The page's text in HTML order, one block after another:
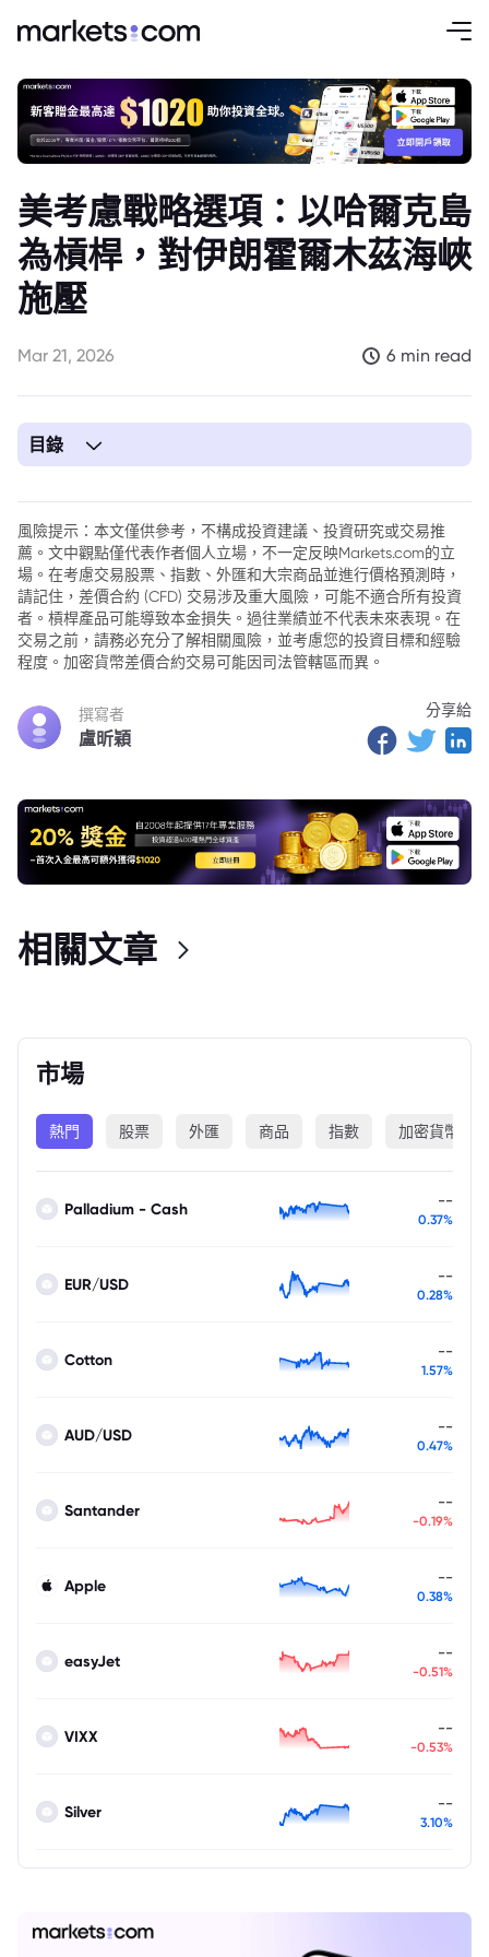
美考慮戰略選項：以哈爾克島
為槓桿，對伊朗霍爾木茲海峽
施壓
Mar 21, 2026 6 min read
目錄
風險提示：本文僅供參考，不構成投資建議、投資研究或交易推
薦。文中觀點僅代表作者個人立場，不一定反映Markets.com的立
場。在考慮交易股票、指數、外匯和大宗商品並進行價格預測時，
請記住，差價合約 (CFD) 交易涉及重大風險，可能不適合所有投資
者。槓桿產品可能導致本金損失。過往業績並不代表未來表現。在
交易之前，請務必充分了解相關風險，並考慮您的投資目標和經驗
程度。加密貨幣差價合約交易可能因司法管轄區而異。
撰寫者
盧昕穎
分享給
市場
熱門 股票 外匯 商品 指數 加密貨幣
Palladium - Cash --
0.37%
EUR/USD --
0.28%
Cotton --
1.57%
AUD/USD --
0.47%
Santander --
-0.19%
Apple --
0.38%
easyJet --
-0.51%
VIXX --
-0.53%
Silver --
3.10%
相關文章